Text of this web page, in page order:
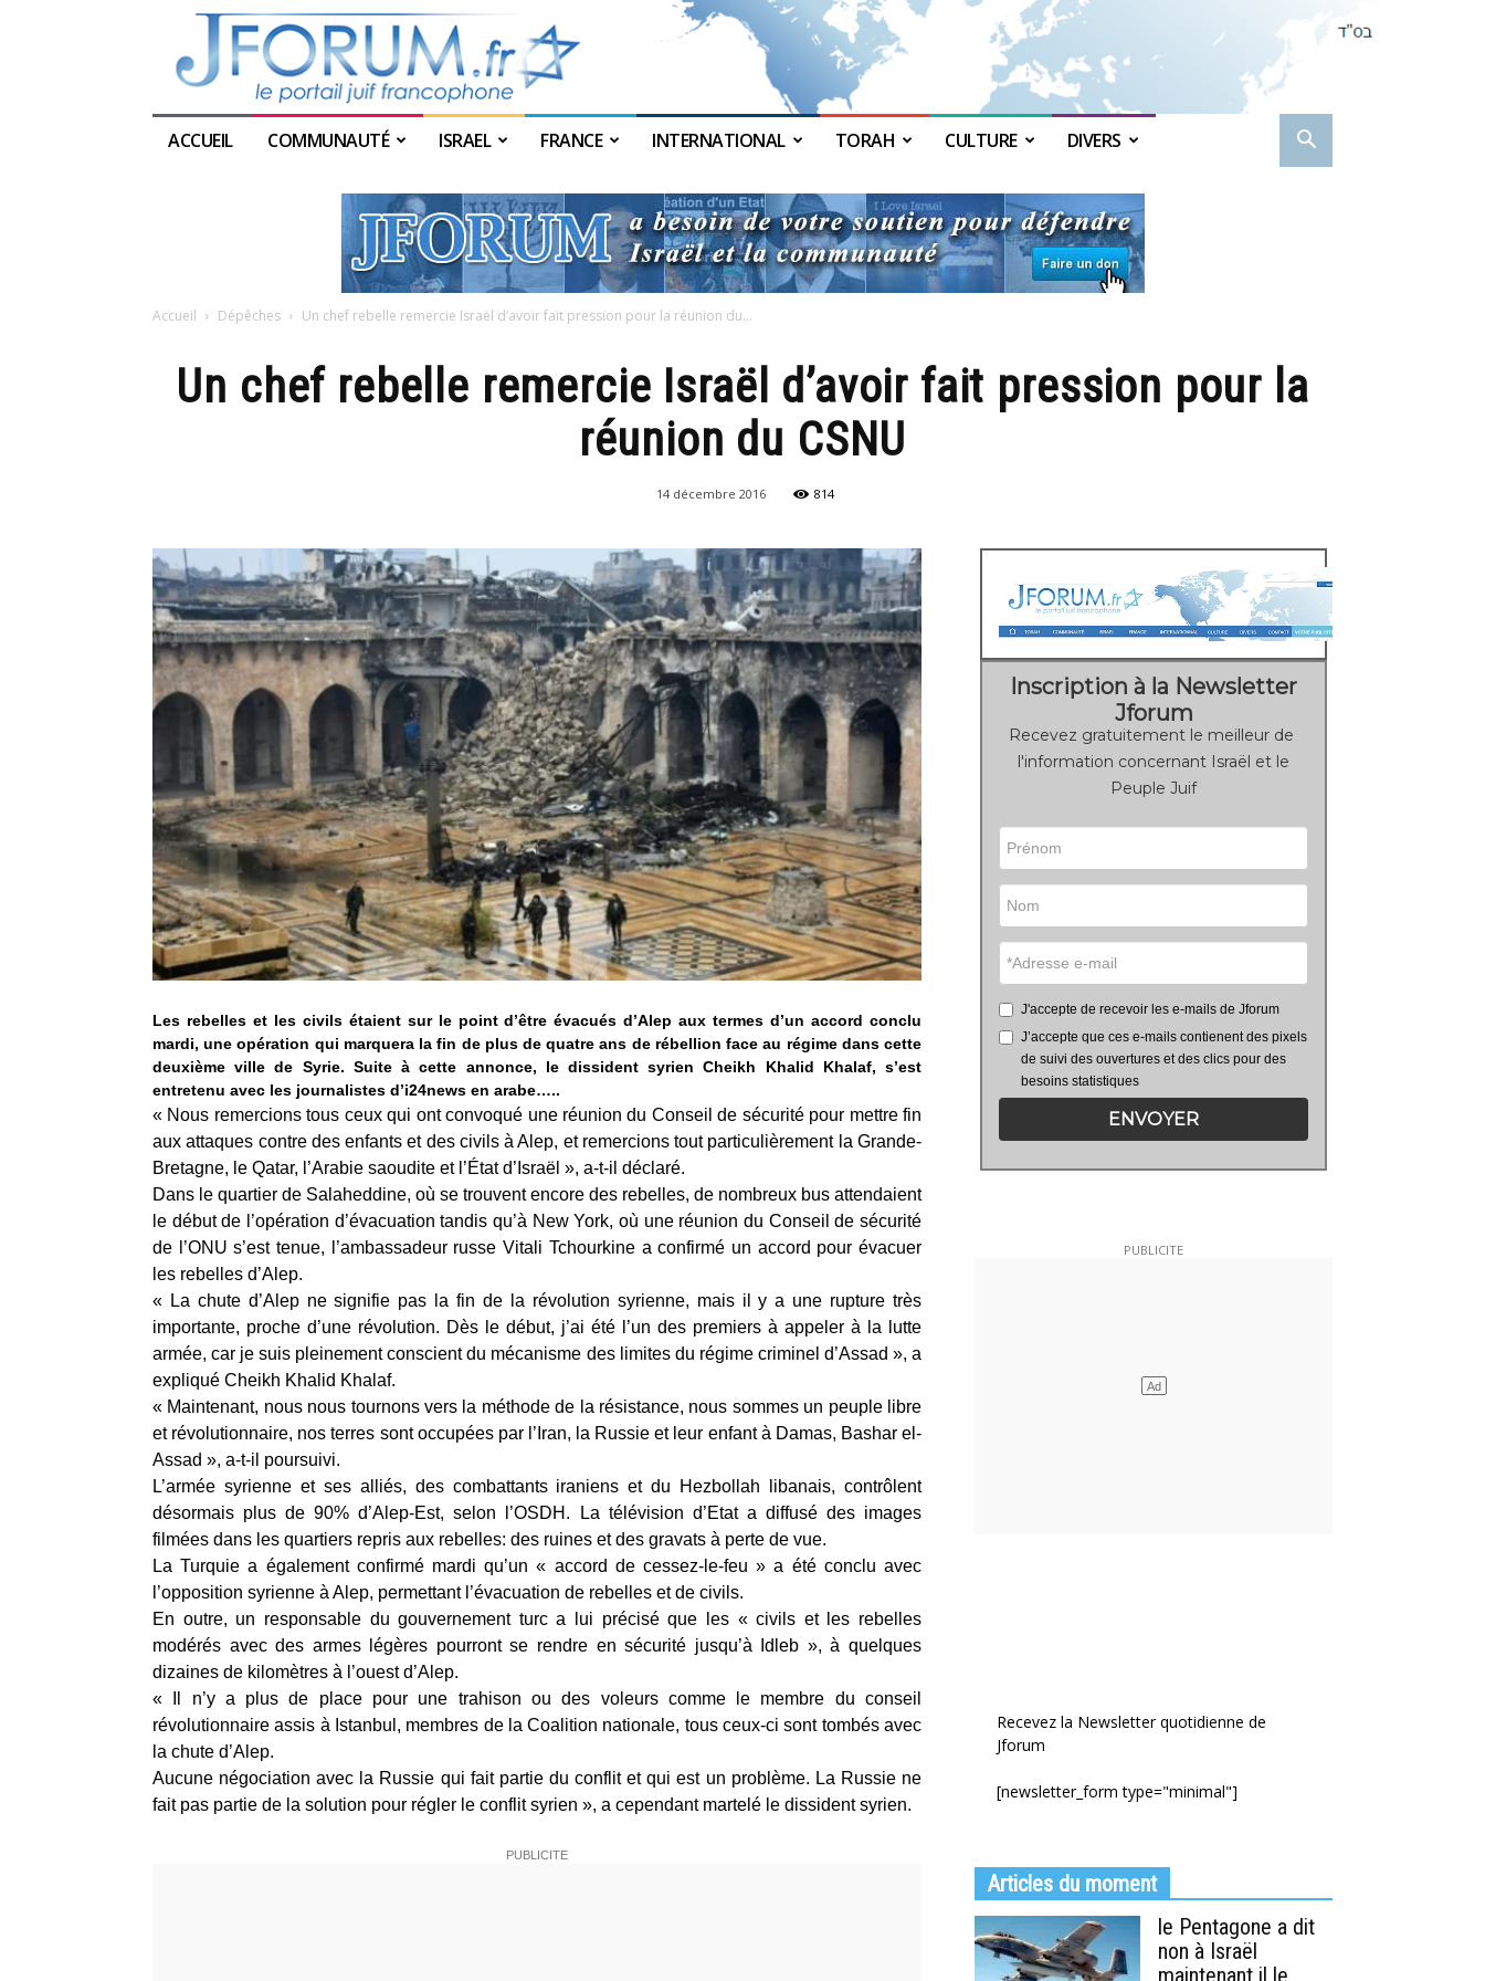
ACCUEIL COMMUNAUTÉ ISRAEL FRANCE INTERNATIONAL TORAH CULTURE DIVERS
Accueil Dépêches Un chef rebelle remercie Israël d’avoir fait pression pour la réunion du...
Un chef rebelle remercie Israël d’avoir fait pression pour la
réunion du CSNU
14 décembre 2016 814
Les rebelles et les civils étaient sur le point d’être évacués d’Alep aux termes d’un accord conclu
mardi, une opération qui marquera la fin de plus de quatre ans de rébellion face au régime dans cette
deuxième ville de Syrie. Suite à cette annonce, le dissident syrien Cheikh Khalid Khalaf, s’est
entretenu avec les journalistes d’i24news en arabe…..
« Nous remercions tous ceux qui ont convoqué une réunion du Conseil de sécurité pour mettre fin
aux attaques contre des enfants et des civils à Alep, et remercions tout particulièrement la Grande-
Bretagne, le Qatar, l’Arabie saoudite et l’État d’Israël », a-t-il déclaré.
Dans le quartier de Salaheddine, où se trouvent encore des rebelles, de nombreux bus attendaient
le début de l’opération d’évacuation tandis qu’à New York, où une réunion du Conseil de sécurité
de l’ONU s’est tenue, l’ambassadeur russe Vitali Tchourkine a confirmé un accord pour évacuer
les rebelles d’Alep.
« La chute d’Alep ne signifie pas la fin de la révolution syrienne, mais il y a une rupture très
importante, proche d’une révolution. Dès le début, j’ai été l’un des premiers à appeler à la lutte
armée, car je suis pleinement conscient du mécanisme des limites du régime criminel d’Assad », a
expliqué Cheikh Khalid Khalaf.
« Maintenant, nous nous tournons vers la méthode de la résistance, nous sommes un peuple libre
et révolutionnaire, nos terres sont occupées par l’Iran, la Russie et leur enfant à Damas, Bashar el-
Assad », a-t-il poursuivi.
L’armée syrienne et ses alliés, des combattants iraniens et du Hezbollah libanais, contrôlent
désormais plus de 90% d’Alep-Est, selon l’OSDH. La télévision d’Etat a diffusé des images
filmées dans les quartiers repris aux rebelles: des ruines et des gravats à perte de vue.
La Turquie a également confirmé mardi qu’un « accord de cessez-le-feu » a été conclu avec
l’opposition syrienne à Alep, permettant l’évacuation de rebelles et de civils.
En outre, un responsable du gouvernement turc a lui précisé que les « civils et les rebelles
modérés avec des armes légères pourront se rendre en sécurité jusqu’à Idleb », à quelques
dizaines de kilomètres à l’ouest d’Alep.
« Il n’y a plus de place pour une trahison ou des voleurs comme le membre du conseil
révolutionnaire assis à Istanbul, membres de la Coalition nationale, tous ceux-ci sont tombés avec
la chute d’Alep.
Aucune négociation avec la Russie qui fait partie du conflit et qui est un problème. La Russie ne
fait pas partie de la solution pour régler le conflit syrien », a cependant martelé le dissident syrien.
Inscription à la Newsletter
Jforum
Recevez gratuitement le meilleur de
l'information concernant Israël et le
Peuple Juif
J'accepte de recevoir les e-mails de Jforum
J’accepte que ces e-mails contienent des pixels
de suivi des ouvertures et des clics pour des
besoins statistiques
ENVOYER
Recevez la Newsletter quotidienne de
Jforum
[newsletter_form type="minimal"]
Articles du moment
le Pentagone a dit
non à Israël